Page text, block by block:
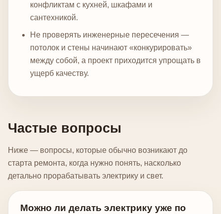
конфликтам с кухней, шкафами и
сантехникой.
Не проверять инженерные пересечения —
потолок и стены начинают «конкурировать»
между собой, а проект приходится упрощать в
ущерб качеству.
Частые вопросы
Ниже — вопросы, которые обычно возникают до
старта ремонта, когда нужно понять, насколько
детально прорабатывать электрику и свет.
Можно ли делать электрику уже по